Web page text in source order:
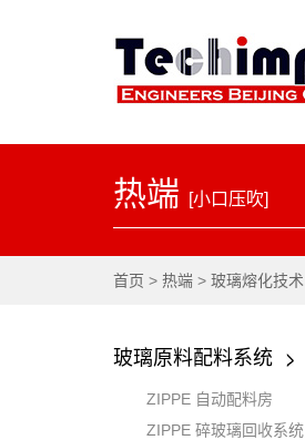
热端 [小口压吹]
首页 > 热端 > 玻璃熔化技术
玻璃原料配料系统
ZIPPE 自动配料房
ZIPPE 碎玻璃回收系统